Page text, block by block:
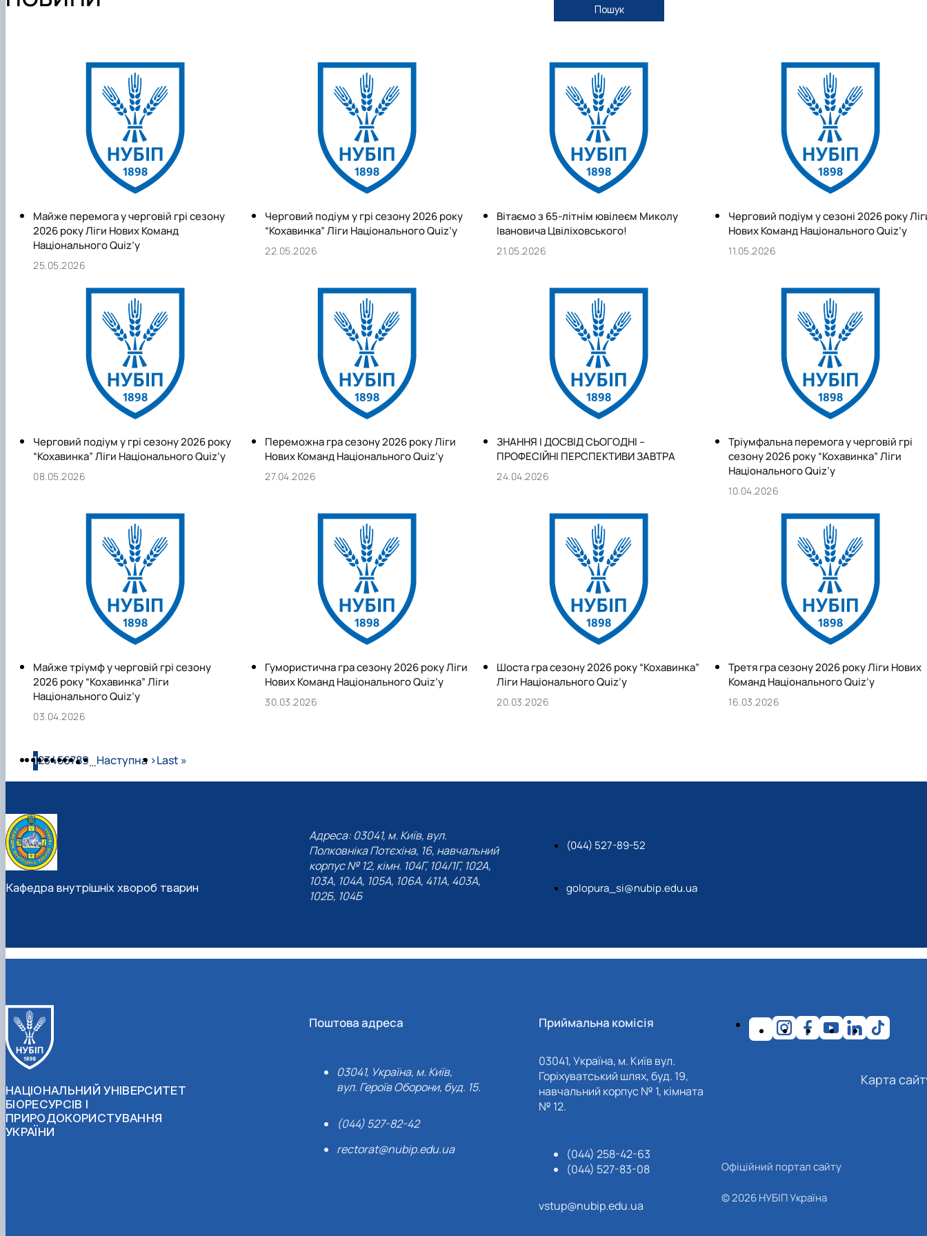
Пошук
Майже перемога у черговій грі сезону
2026 року Ліги Нових Команд
Національного Quiz’у
25.05.2026
Черговий подіум у грі сезону 2026 року
“Кохавинка” Ліги Національного Quiz’у
22.05.2026
Вітаємо з 65-літнім ювілеєм Миколу
Івановича Цвіліховського!
21.05.2026
Черговий подіум у сезоні 2026 року
Нових Команд Національного Quiz’у
11.05.2026
Черговий подіум у грі сезону 2026 року
“Кохавинка” Ліги Національного Quiz’у
08.05.2026
Переможна гра сезону 2026 року Ліги
Нових Команд Національного Quiz’у
27.04.2026
ЗНАННЯ І ДОСВІД СЬОГОДНІ –
ПРОФЕСІЙНІ ПЕРСПЕКТИВИ ЗАВТРА
24.04.2026
Тріумфальна перемога у черговій грі
сезону 2026 року “Кохавинка” Ліги
Національного Quiz’у
10.04.2026
Майже тріумф у черговій грі сезону
2026 року “Кохавинка” Ліги
Національного Quiz’у
03.04.2026
Гумористична гра сезону 2026 року Ліги
Нових Команд Національного Quiz’у
30.03.2026
Шоста гра сезону 2026 року “Кохавинка”
Ліги Національного Quiz’у
20.03.2026
Третя гра сезону 2026 року Ліги Нових
Команд Національного Quiz’у
16.03.2026
Розбивка на сторінки
Сторінка
1Сторінка
2Сторінка
3Сторінка
4Сторінка
5Сторінка
6Сторінка
7Сторінка
8Сторінка
9…Наступна сторінка
Наступна ›Остання сторінка
Last »
Кафедра внутрішніх хвороб тварин
Адреса: 03041, м. Київ, вул.
Полковніка Потєхіна, 16, навчальний
корпус № 12, кімн. 104Г, 104/1Г, 102А,
103А, 104А, 105А, 106А, 411А, 403А,
102Б, 104Б
(044) 527-89-52
golopura_si@nubip.edu.ua
НАЦІОНАЛЬНИЙ УНІВЕРСИТЕТ
БІОРЕСУРСІВ І
ПРИРОДОКОРИСТУВАННЯ
УКРАЇНИ
Поштова адреса
03041, Україна, м. Київ,
вул. Героїв Оборони, буд. 15.
(044) 527-82-42
rectorat@nubip.edu.ua
Приймальна комісія
03041, Україна, м. Київ вул.
Горіхуватський шлях, буд. 19,
навчальний корпус № 1, кімната
№ 12.
(044) 258-42-63
(044) 527-83-08
vstup@nubip.edu.ua
Карта
Офіційний портал сайту
© 2026 НУБІП Україна